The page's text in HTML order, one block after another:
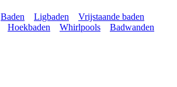
Baden Ligbaden
Vrijstaande baden
Hoekbaden Whirlpools
Badwanden